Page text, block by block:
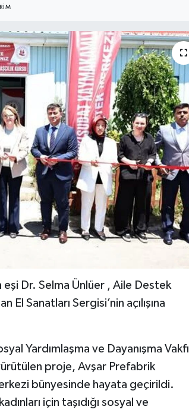
eşi Dr. Selma Ünlüer , Aile Destek
Sanatları Sergisi’nin açılışına
Yardımlaşma ve Dayanışma Vakfı
proje, Avşar Prefabrik
bünyesinde hayata geçirildi.
için taşıdığı sosyal ve